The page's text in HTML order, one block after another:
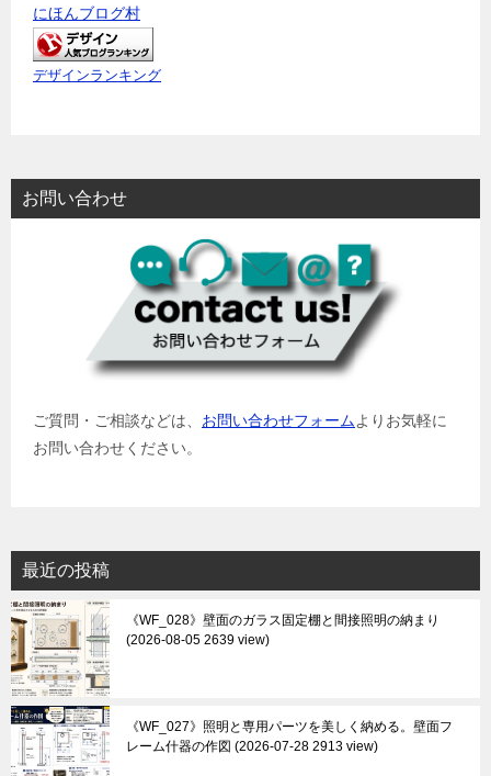
にほんブログ村
デザインランキング
お問い合わせ
ご質問・ご相談などは、 お問い合わせフォームよりお気軽に
お問い合わせください。
最近の投稿
《WF_028》壁面のガラス固定棚と間接照明の納まり
2026-08-05 2639 view
《WF_027》照明と専用パーツを美しく納める。壁面フ
レーム什器の作図
2026-07-28 2913 view